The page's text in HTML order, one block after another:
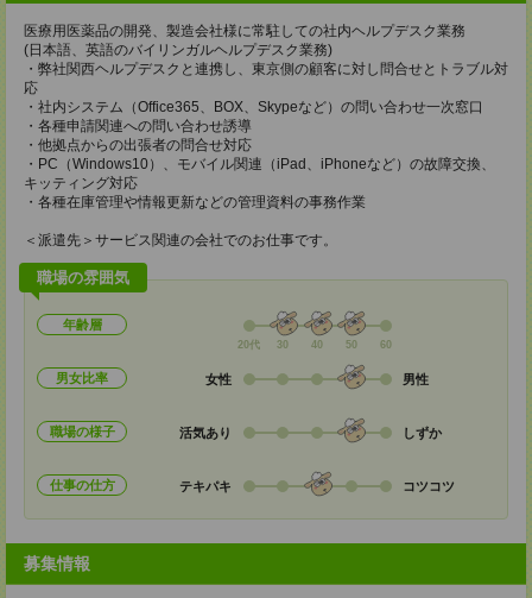
医療用医薬品の開発、製造会社様に常駐しての社内ヘルプデスク業務
(日本語、英語のバイリンガルヘルプデスク業務)
・弊社関西ヘルプデスクと連携し、東京側の顧客に対し問合せとトラブル対
応
・社内システム（Office365、BOX、Skypeなど）の問い合わせ一次窓口
・各種申請関連への問い合わせ誘導
・他拠点からの出張者の問合せ対応
・PC（Windows10）、モバイル関連（iPad、iPhoneなど）の故障交換、
キッティング対応
・各種在庫管理や情報更新などの管理資料の事務作業
＜派遣先＞サービス関連の会社でのお仕事です。
職場の雰囲気
年齢層
20代 30 40 50 60
男女比率 女性 男性
職場の様子 活気あり しずか
仕事の仕方 テキパキ コツコツ
募集情報